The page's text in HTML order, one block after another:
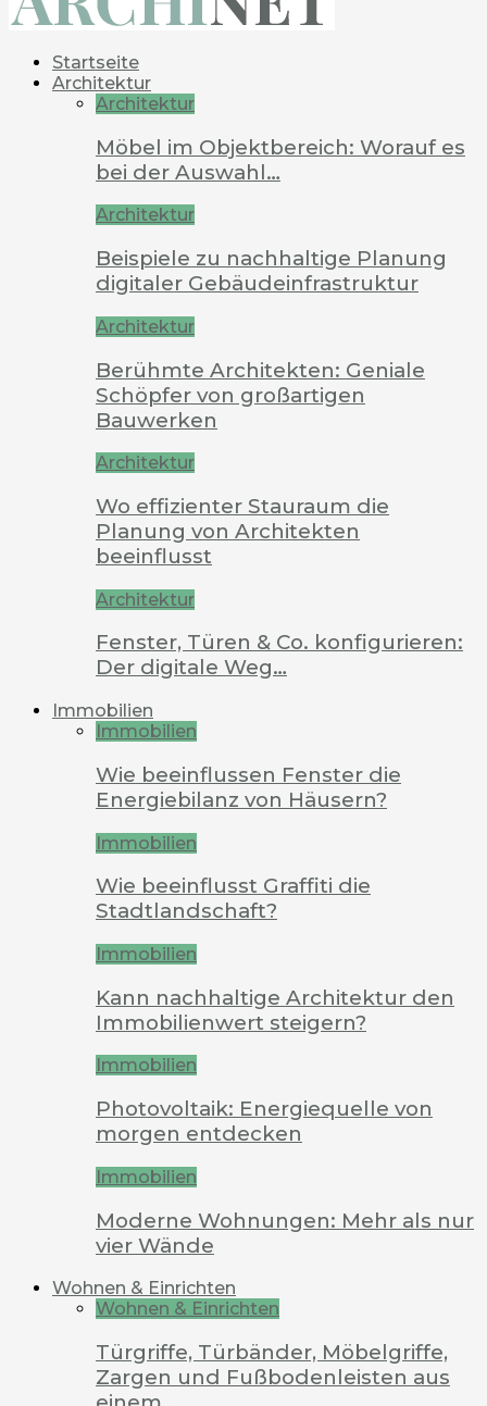
Startseite
Architektur
Architektur
Möbel im Objektbereich: Worauf es
bei der Auswahl…
Architektur
Beispiele zu nachhaltige Planung
digitaler Gebäudeinfrastruktur
Architektur
Berühmte Architekten: Geniale
Schöpfer von großartigen
Bauwerken
Architektur
Wo effizienter Stauraum die
Planung von Architekten
beeinflusst
Architektur
Fenster, Türen & Co. konfigurieren:
Der digitale Weg…
Immobilien
Immobilien
Wie beeinflussen Fenster die
Energiebilanz von Häusern?
Immobilien
Wie beeinflusst Graffiti die
Stadtlandschaft?
Immobilien
Kann nachhaltige Architektur den
Immobilienwert steigern?
Immobilien
Photovoltaik: Energiequelle von
morgen entdecken
Immobilien
Moderne Wohnungen: Mehr als nur
vier Wände
Wohnen & Einrichten
Wohnen & Einrichten
Türgriffe, Türbänder, Möbelgriffe,
Zargen und Fußbodenleisten aus